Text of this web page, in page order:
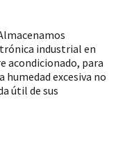
industrial en
acondicionado, para
humedad excesiva no
útil de sus